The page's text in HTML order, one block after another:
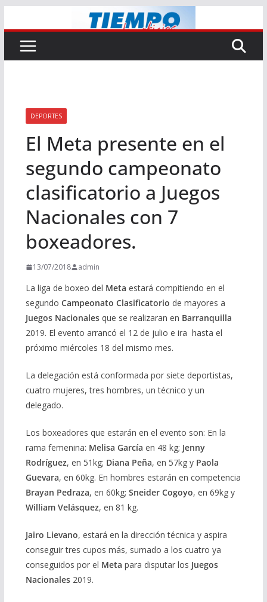
al
contenido
DEPORTES
El Meta presente en el
segundo campeonato
clasificatorio a Juegos
Nacionales con 7
boxeadores.
13/07/2018 admin
La liga de boxeo del Meta estará compitiendo en el
segundo Campeonato Clasificatorio de mayores a
Juegos Nacionalesque se realizaran en Barranquilla
2019. El evento arrancó el 12 de julio e ira hasta el
próximo miércoles 18 del mismo mes.
La delegación está conformada por siete deportistas,
cuatro mujeres, tres hombres, un técnico y un
delegado.
Los boxeadores que estarán en el evento son: En la
rama femenina: Melisa García en 48 kg; Jenny
Rodríguez, en 51kg; Diana Peña, en 57kg y Paola
Guevara, en 60kg. En hombres estarán en competencia
Brayan Pedraza, en 60kg; Sneider Cogoyo, en 69kg y
William Velásquez, en 81 kg.
Jairo Lievano, estará en la dirección técnica y aspira
conseguir tres cupos más, sumado a los cuatro ya
conseguidos por el Meta para disputar los Juegos
Nacionales2019.